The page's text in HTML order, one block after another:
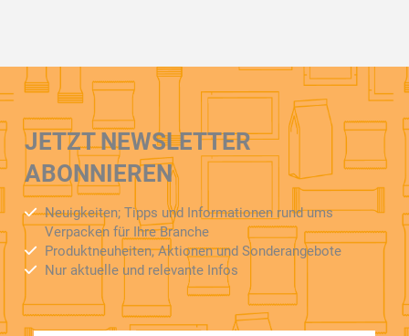
JETZT NEWSLETTER
ABONNIEREN
Neuigkeiten; Tipps und Informationen rund ums
Verpacken für Ihre Branche
Produktneuheiten, Aktionen und Sonderangebote
Nur aktuelle und relevante Infos